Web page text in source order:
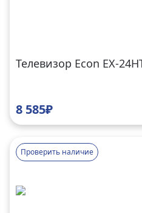
Телевизор Econ EX-
8 585₽
Проверить наличие